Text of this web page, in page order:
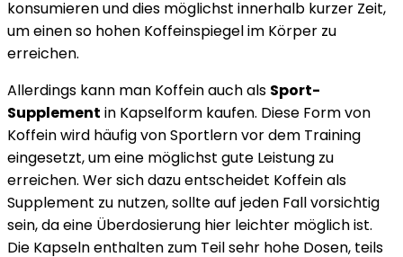
konsumieren und dies möglichst innerhalb kurzer Zeit,
um einen so hohen Koffeinspiegel im Körper zu
erreichen.
Allerdings kann man Koffein auch als Sport-
Supplement in Kapselform kaufen. Diese Form von
Koffein wird häufig von Sportlern vor dem Training
eingesetzt, um eine möglichst gute Leistung zu
erreichen. Wer sich dazu entscheidet Koffein als
Supplement zu nutzen, sollte auf jeden Fall vorsichtig
sein, da eine Überdosierung hier leichter möglich ist.
Die Kapseln enthalten zum Teil sehr hohe Dosen, teils